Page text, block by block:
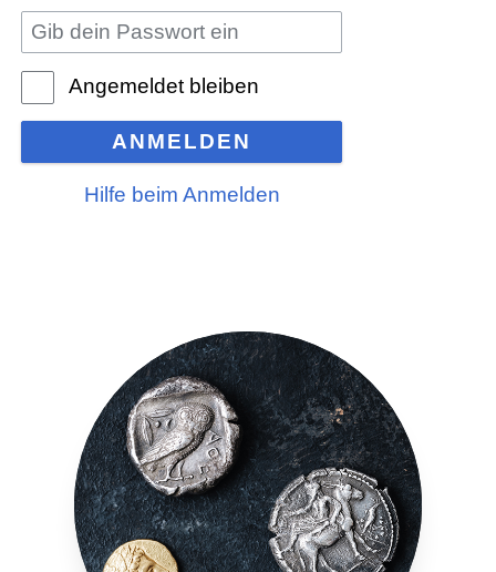
Angemeldet bleiben
ANMELDEN
Hilfe beim Anmelden